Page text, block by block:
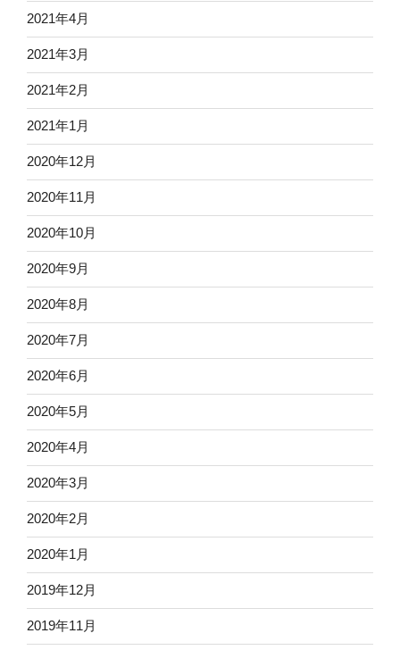
2021年4月
2021年3月
2021年2月
2021年1月
2020年12月
2020年11月
2020年10月
2020年9月
2020年8月
2020年7月
2020年6月
2020年5月
2020年4月
2020年3月
2020年2月
2020年1月
2019年12月
2019年11月